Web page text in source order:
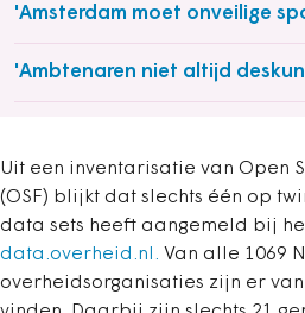
'Amsterdam moet onveilige
'Ambtenaren niet altijd
Uit een inventarisatie van Open
(OSF) blijkt dat slechts één op
data sets heeft aangemeld bij
data.overheid.nl. Van alle 1069
overheidsorganisaties zijn er